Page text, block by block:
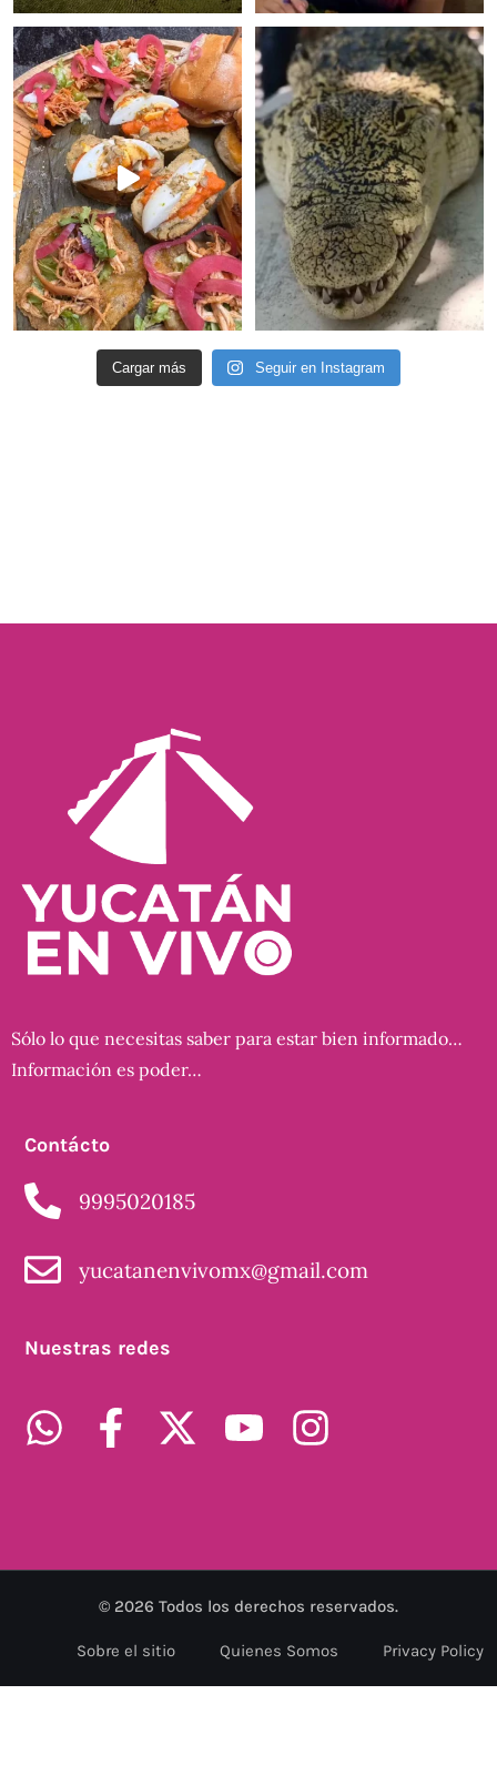
Cargar más Seguir en Instagram
Sólo lo que necesitas saber para estar bien informado…
Información es poder…
Contácto
9995020185
yucatanenvivomx@gmail.com
Nuestras redes
© 2026 Todos los derechos reservados.
Sobre el sitio Quienes Somos Privacy Policy